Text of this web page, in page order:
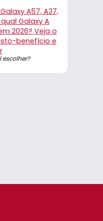
A57, A37,
qual Galaxy A
2026? Veja o
benefício e
escolher?